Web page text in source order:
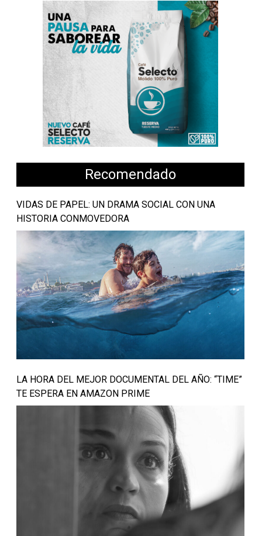
Recomendado
VIDAS DE PAPEL: UN DRAMA SOCIAL CON UNA
HISTORIA CONMOVEDORA
LA HORA DEL MEJOR DOCUMENTAL DEL AÑO: “TIME”
TE ESPERA EN AMAZON PRIME